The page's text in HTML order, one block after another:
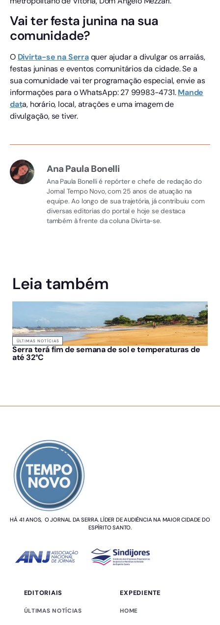
Vai ter festa junina na sua
comunidade?
O Divirta-se na Serraquer ajudar a divulgar os arraiás,
festas juninas e eventos comunitários da cidade. Se a
sua comunidade vai ter programação especial, envie as
informações para o WhatsApp: 27 99983-4731.Mande
data, horário, local, atrações e uma imagem de
divulgação, se tiver.
Ana Paula Bonelli
Ana Paula Bonelli é repórter e chefe de redação do
Jornal Tempo Novo, com 25 anos de atuação na
equipe. Ao longo de sua trajetória, já contribuiu com
diversas editorias do portal e hoje se destaca
também à frente da coluna Divirta-se.
Leia também
ÚLTIMAS NOTÍCIAS
Serra terá fim de semana de sol e temperaturas de
até 32°C
HÁ 41 ANOS, O JORNAL DA SERRA. LÍDER DE AUDIÊNCIA NA MAIOR CIDADE DO
ESPÍRITO SANTO.
EDITORIAIS
ÚLTIMAS NOTÍCIAS
EXPEDIENTE
HOME